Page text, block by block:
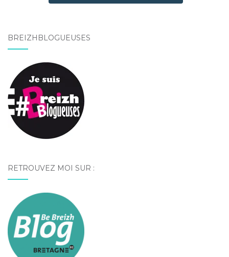
BREIZHBLOGUEUSES
RETROUVEZ MOI SUR :